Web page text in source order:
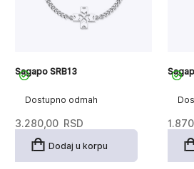
Dostupno odmah
Sagapo SRB13
3.280,00 RSD
Dodaj u korpu